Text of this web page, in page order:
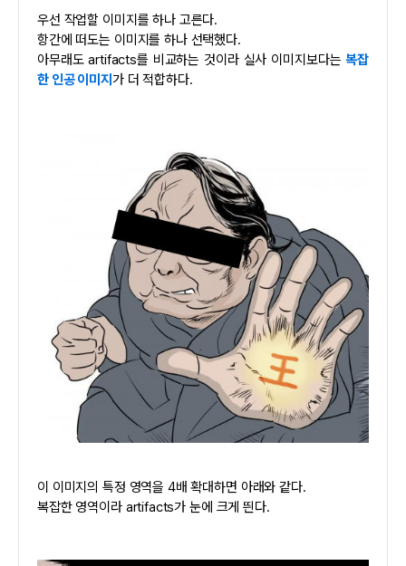
우선 작업할 이미지를 하나 고른다.
항간에 떠도는 이미지를 하나 선택했다.
아무래도 artifacts를 비교하는 것이라 실사 이미지보다는복잡
한 인공 이미지 가 더 적합하다.
이 이미지의 특정 영역을 4배 확대하면 아래와 같다.
복잡한 영역이라 artifacts가 눈에 크게 띈다.